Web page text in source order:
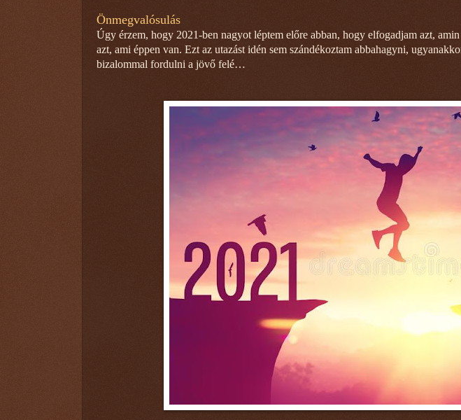
Önmegvalósulás
Úgy érzem, hogy 2021-ben nagyot léptem előre abban, hogy elfogadjam azt,
azt, ami éppen van. Ezt az utazást idén sem szándékoztam abbahagyni,
bizalommal fordulni a jövő felé…